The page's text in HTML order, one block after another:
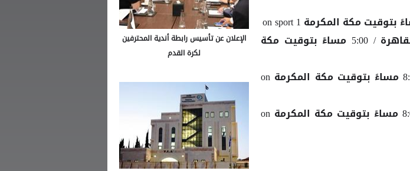
زد اف سي ضد سيراميكا كليوباترا 4:00 مساءً بتوقيت القاهرة / 5:00 مساءً بتوقيت مكة
المصري ضد البنك الأهلي 7:00 مساءً بتوقيت القاهرة / 8:00 مساءً بتوقيت مكة المكرمة on
بيراميدز ضد حرس الحدود 7:00 مساءً بتوقيت القاهرة / 8:00 مساءً بتوقيت مكة المكرمة on
الإعلان عن تأسيس رابطة أندية المحترفين
لكرة القدم